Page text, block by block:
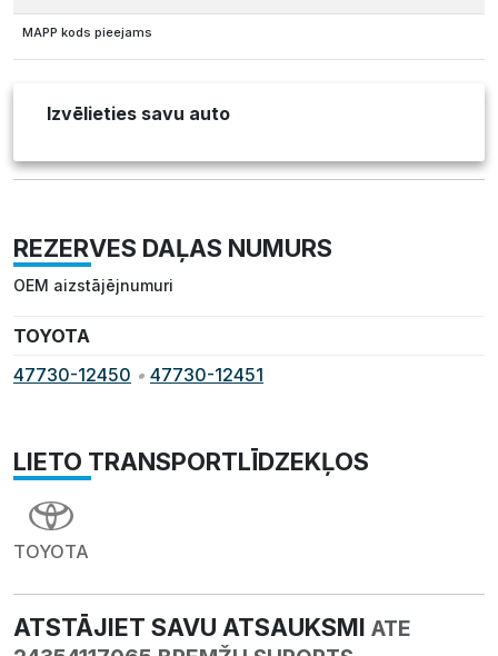
MAPP kods pieejams
Izvēlieties savu auto
REZERVES DAĻAS NUMURS
OEM aizstājējnumuri
TOYOTA
47730-12450 • 47730-12451
LIETO TRANSPORTLĪDZEKĻOS
TOYOTA
ATSTĀJIET SAVU ATSAUKSMI ATE